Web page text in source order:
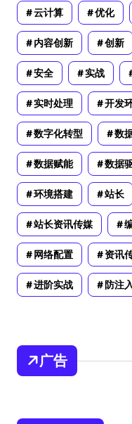
云计算 优化
内容创新 创新
安全 实战
实时处理 开发
数字化转型 数
数据赋能 数据
环境搭建 站长
站长资讯传媒
网络配置 资讯
进阶实战 防注
广告